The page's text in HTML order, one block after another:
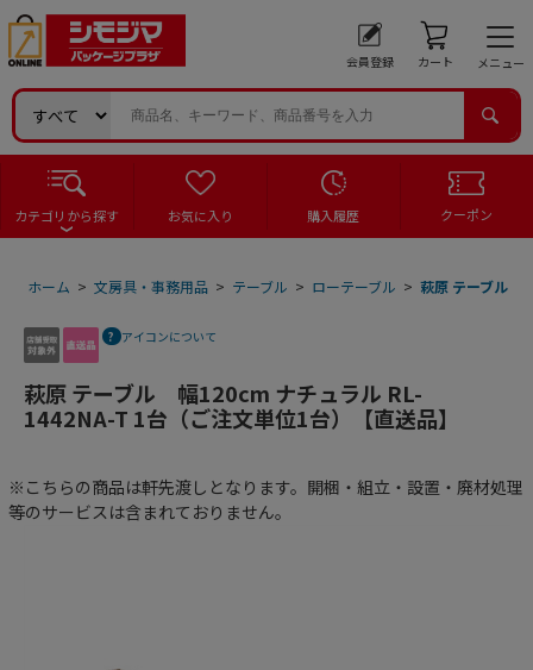
会員登録 カート メニュー
カテゴリから探す お気に入り 購入履歴 クーポン
ホーム > 文房具・事務用品 > テーブル > ローテーブル > 萩原 テーブル
アイコンについて
萩原 テーブル 幅120cm ナチュラル RL-
1442NA-T 1台（ご注文単位1台）【直送品】
※こちらの商品は軒先渡しとなります。開梱・組立・設置・廃材処理
等のサービスは含まれておりません。